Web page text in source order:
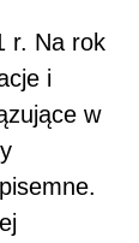
r. Na rok
i
w